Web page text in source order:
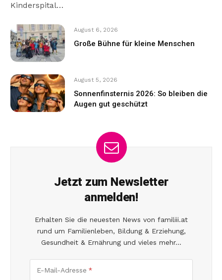
Kinderspital…
August 6, 2026
Große Bühne für kleine Menschen
August 5, 2026
Sonnenfinsternis 2026: So bleiben die
Augen gut geschützt
Jetzt zum Newsletter
anmelden!
Erhalten Sie die neuesten News von familiii.at
rund um Familienleben, Bildung & Erziehung,
Gesundheit & Ernährung und vieles mehr...
E-Mail-Adresse